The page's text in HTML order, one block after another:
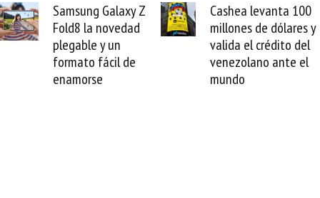
Z
Cashea levanta 100
millones de dólares y
valida el crédito del
venezolano ante el
mundo
El buque
Sentinel
reparación
cable de